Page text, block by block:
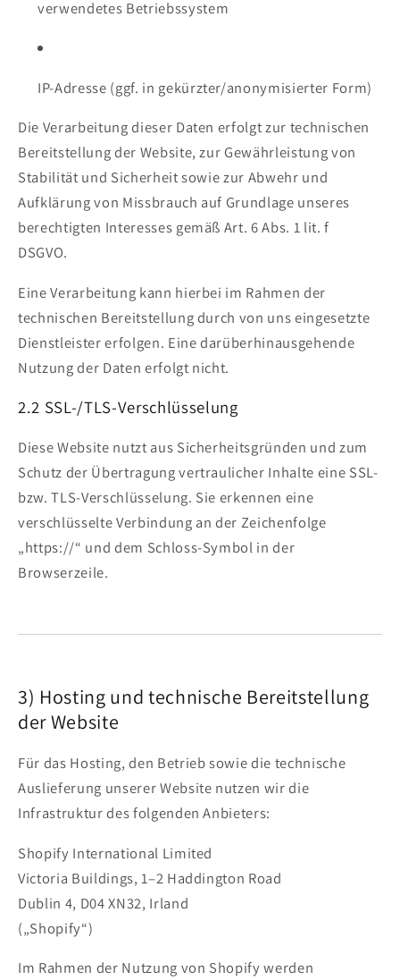
verwendetes Betriebssystem
IP-Adresse (ggf. in gekürzter/anonymisierter Form)
Die Verarbeitung dieser Daten erfolgt zur technischen
Bereitstellung der Website, zur Gewährleistung von
Stabilität und Sicherheit sowie zur Abwehr und
Aufklärung von Missbrauch auf Grundlage unseres
berechtigten Interesses gemäß Art. 6 Abs. 1 lit. f
DSGVO.
Eine Verarbeitung kann hierbei im Rahmen der
technischen Bereitstellung durch von uns eingesetzte
Dienstleister erfolgen. Eine darüberhinausgehende
Nutzung der Daten erfolgt nicht.
2.2 SSL-/TLS-Verschlüsselung
Diese Website nutzt aus Sicherheitsgründen und zum
Schutz der Übertragung vertraulicher Inhalte eine SSL-
bzw. TLS-Verschlüsselung. Sie erkennen eine
verschlüsselte Verbindung an der Zeichenfolge
„https://“ und dem Schloss-Symbol in der
Browserzeile.
3) Hosting und technische Bereitstellung
der Website
Für das Hosting, den Betrieb sowie die technische
Auslieferung unserer Website nutzen wir die
Infrastruktur des folgenden Anbieters:
Shopify International Limited
Victoria Buildings, 1–2 Haddington Road
Dublin 4, D04 XN32, Irland
(„Shopify“)
Im Rahmen der Nutzung von Shopify werden